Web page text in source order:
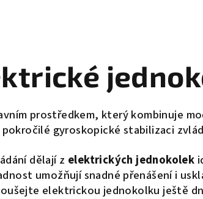
prostředkem, který kombinuje
gyroskopické stabilizaci
dělají z elektrických jednokolek
umožňují snadné přenášení i
elektrickou jednokolku ještě